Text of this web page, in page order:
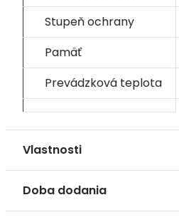
Stupeň ochrany
Pamäť
Prevádzková teplota
Vlastnosti
Doba dodania